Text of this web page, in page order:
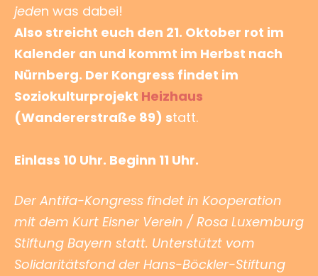
jeden was dabei!
Also streicht euch den 21. Oktober rot im
Kalender an und kommt im Herbst nach
Nürnberg. Der Kongress findet im
Soziokulturprojekt Heizhaus
(Wandererstraße 89) statt.
Einlass 10 Uhr. Beginn 11 Uhr.
Der Antifa-Kongress findet in Kooperation
mit dem Kurt Eisner Verein / Rosa Luxemburg
Stiftung Bayern statt. Unterstützt vom
Solidaritätsfond der Hans-Böckler-Stiftung